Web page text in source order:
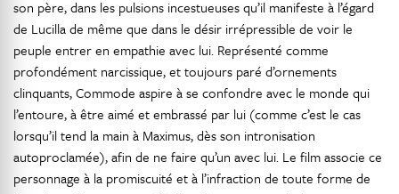
son père, dans les pulsions incestueuses qu’il manifeste à l’égard
de Lucilla de même que dans le désir irrépressible de voir le
peuple entrer en empathie avec lui. Représenté comme
profondément narcissique, et toujours paré d’ornements
clinquants, Commode aspire à se confondre avec le monde qui
l’entoure, à être aimé et embrassé par lui (comme c’est le cas
lorsqu’il tend la main à Maximus, dès son intronisation
autoproclamée), afin de ne faire qu’un avec lui. Le film associe ce
personnage à la promiscuité et à l’infraction de toute forme de